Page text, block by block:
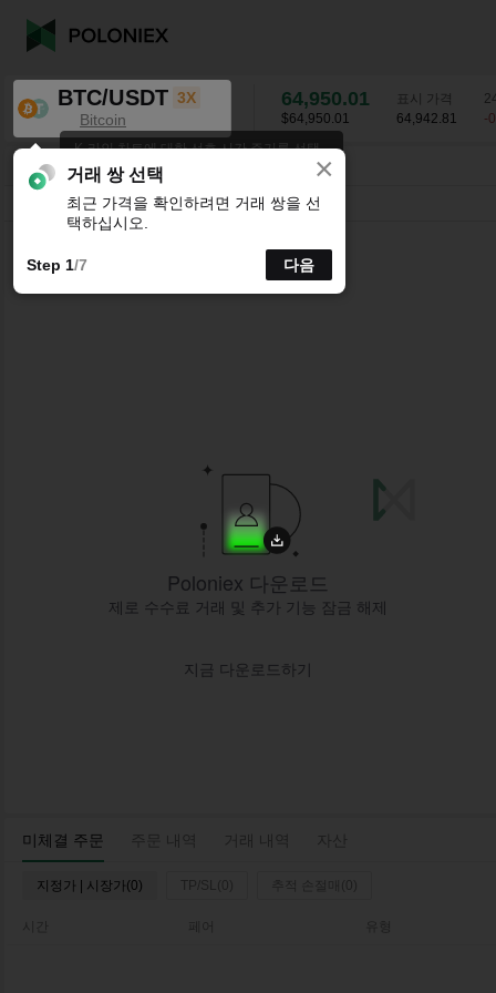
BTC/USDT 3X
Bitcoin
64,950.01
$64,950.01
표시 가격
64,942.81
-
BTC/USDT -0.06 % 64,950.01
15분 1시간4시간 1일1주
미체결 주문 주문 내역 거래 내역 자산
지정가 | 시장가(0) TP/SL(0) 추적 손절매(0)
시간
Poloniex 다운로드
제로 수수료 거래 및 추가 기능 잠금 해제
지금 다운로드하기
K-라인 차트에 대한 선호 시간 주기를 선택
하세요.
×
거래 쌍 선택
최근 가격을 확인하려면 거래 쌍을 선
택하십시오.
Step 1/7 다음